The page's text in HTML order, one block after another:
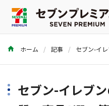
商品を探す
ホーム 記事
セブン-イレブ